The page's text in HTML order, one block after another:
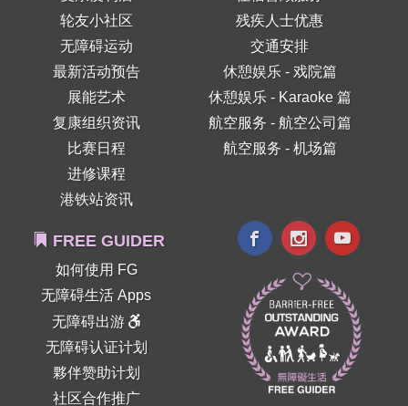
轮友小社区
无障碍运动
最新活动预告
展能艺术
复康组织资讯
比赛日程
进修课程
港铁站资讯
残疾人士优惠
交通安排
休憩娱乐 - 戏院篇
休憩娱乐 - Karaoke 篇
航空服务 - 航空公司篇
航空服务 - 机场篇
FREE GUIDER
如何使用 FG
无障碍生活 Apps
无障碍出游
无障碍认证计划
夥伴赞助计划
社区合作推广